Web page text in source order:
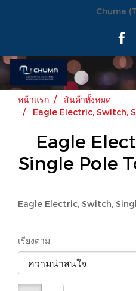
Chuma
หน้าแรก
สินค้าทั้งหมด
Eagle Electric, Switch,
Eagle
Single Pole
Eagle Electric, Switch,
เรียงตาม